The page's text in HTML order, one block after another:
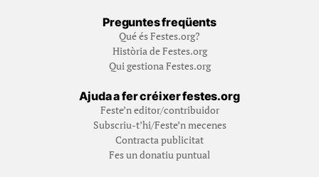
Preguntes freqüents
Qué és Festes.org?
Història de Festes.org
Qui gestiona Festes.org
Ajuda a fer créixer festes.org
Feste’n editor/contribuidor
Subscriu-t’hi/Feste’n mecenes
Contracta publicitat
Fes un donatiu puntual